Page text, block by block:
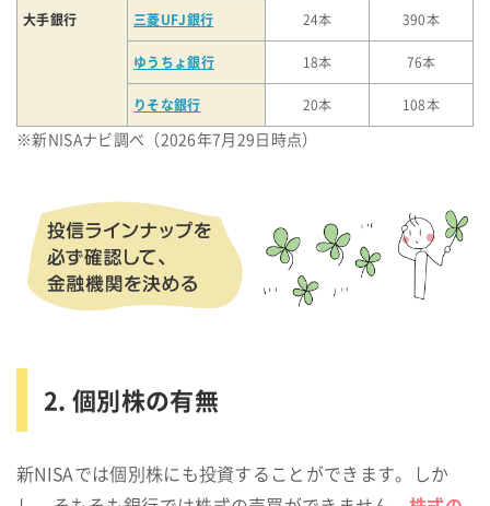
大手銀行 三菱UFJ銀行 24本 390本
ゆうちょ銀行 18本 76本
りそな銀行 20本 108本
※新NISAナビ調べ（2026年7月29日時点）
2. 個別株の有無
新NISAでは個別株にも投資することができます。しか